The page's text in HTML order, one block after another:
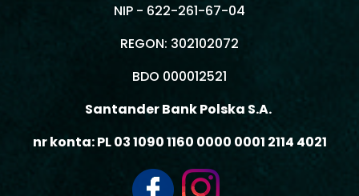
NIP - 622-261-67-04
REGON: 302102072
BDO 000012521
Santander Bank Polska S.A.
nr konta: PL 03 1090 1160 0000 0001 2114 4021